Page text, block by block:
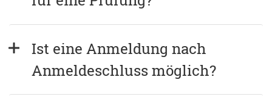
Ist eine Anmeldung nach
Anmeldeschluss möglich?